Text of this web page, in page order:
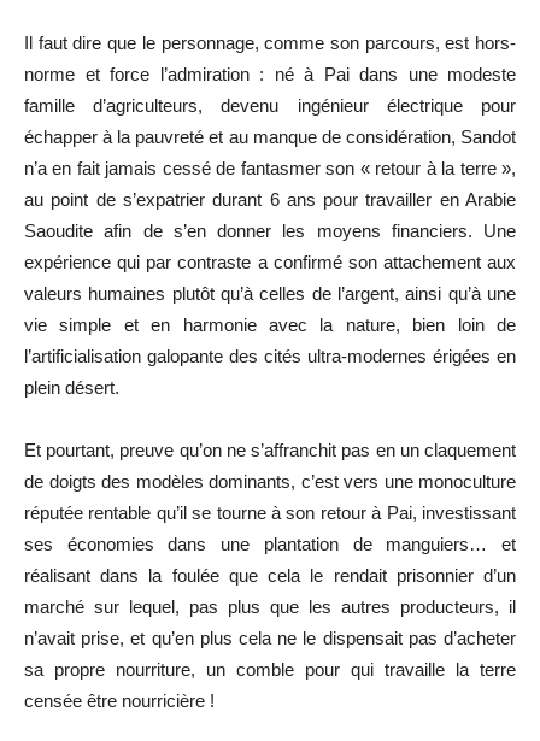
Il faut dire que le personnage, comme son parcours, est hors-
norme et force l’admiration : né à Pai dans une modeste
famille d’agriculteurs, devenu ingénieur électrique pour
échapper à la pauvreté et au manque de considération, Sandot
n’a en fait jamais cessé de fantasmer son « retour à la terre »,
au point de s’expatrier durant 6 ans pour travailler en Arabie
Saoudite afin de s’en donner les moyens financiers. Une
expérience qui par contraste a confirmé son attachement aux
valeurs humaines plutôt qu’à celles de l’argent, ainsi qu’à une
vie simple et en harmonie avec la nature, bien loin de
l’artificialisation galopante des cités ultra-modernes érigées en
plein désert.
Et pourtant, preuve qu’on ne s’affranchit pas en un claquement
de doigts des modèles dominants, c’est vers une monoculture
réputée rentable qu’il se tourne à son retour à Pai, investissant
ses économies dans une plantation de manguiers… et
réalisant dans la foulée que cela le rendait prisonnier d’un
marché sur lequel, pas plus que les autres producteurs, il
n’avait prise, et qu’en plus cela ne le dispensait pas d’acheter
sa propre nourriture, un comble pour qui travaille la terre
censée être nourricière !